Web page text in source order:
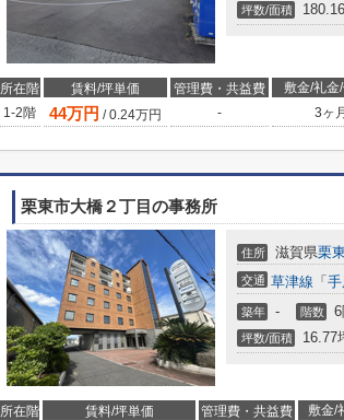
坪数/面積
所在階 賃料/坪単価 管理費・共益費 敷金/礼金
1-2階
44万円 /0.24万円 - 3ヶ月
栗東市大橋２丁目の事務所
住所 滋賀県栗
交通 草津線 「
築年 - 階数
坪数/面積 16.77
所在階 賃料/坪単価 管理費・共益費 敷金/